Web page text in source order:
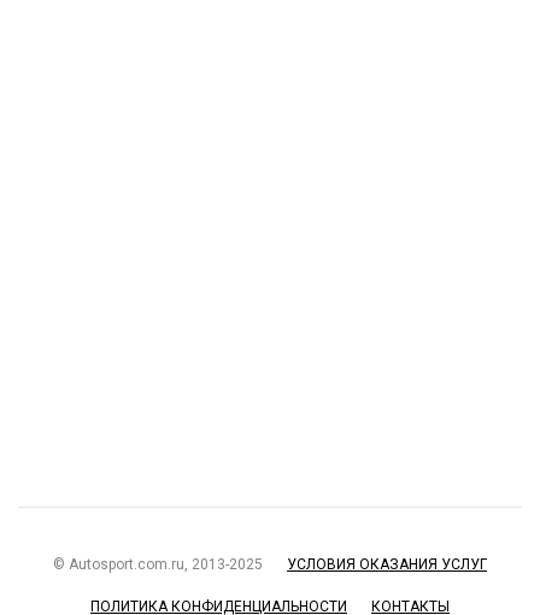
© Autosport.com.ru, 2013-2025 УСЛОВИЯ ОКАЗАНИЯ УСЛУГ
ПОЛИТИКА КОНФИДЕНЦИАЛЬНОСТИ КОНТАКТЫ